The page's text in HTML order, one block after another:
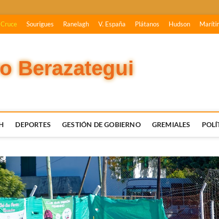
Sourigues Ranelagh V. España Plátanos Hudson
Berazategui
DEPORTES GESTIÓN DE GOBIERNO GREMIALES